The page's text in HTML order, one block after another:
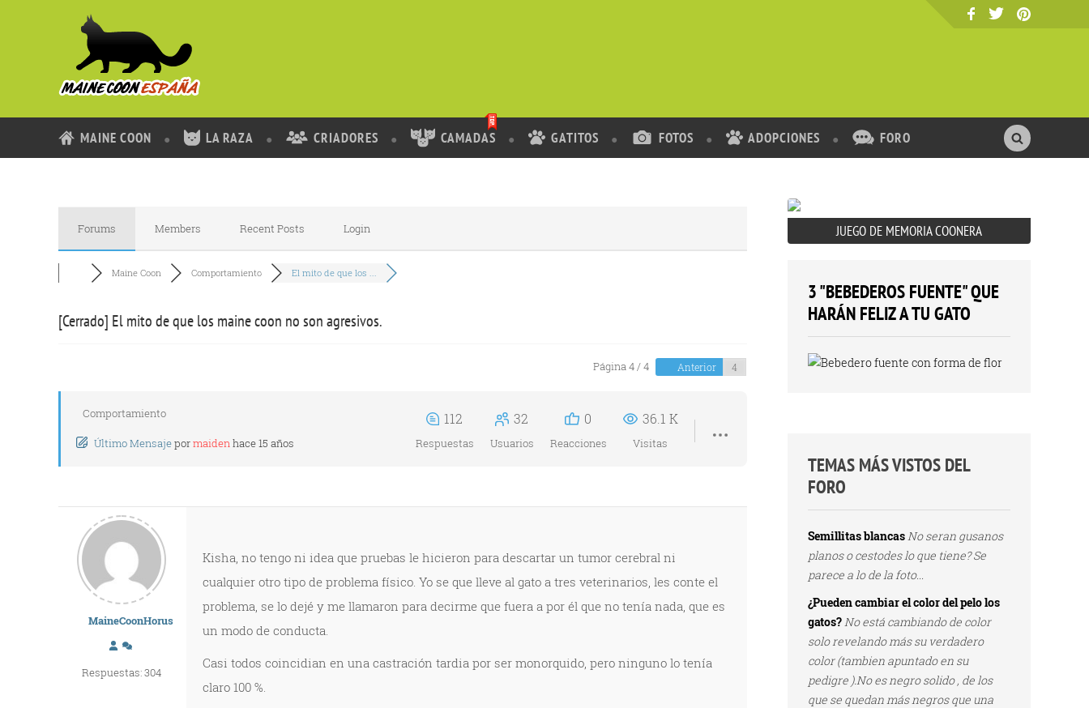
MAINE COON LA RAZA CRIADORES CAMADAS GATITOS FOTOS ADOPCIONES FORO
Forums Members Recent Posts Login
Maine Coon Comportamiento El mito de que los ...
[Cerrado] El mito de que los maine coon no son agresivos.
Página 4 / 4 Anterior
Comportamiento
Último Mensajepormaidenhace 15 años
112
Respuestas
32
Usuarios
0
Reacciones
36.1 K
Visitas
MaineCoonHorus
Respuestas: 304
Kisha, no tengo ni idea que pruebas le hicieron para descartar un tumor cerebral ni
cualquier otro tipo de problema físico. Yo se que lleve al gato a tres veterinarios, les conte el
problema, se lo dejé y me llamaron para decirme que fuera a por él que no tenía nada, que es
un modo de conducta.
Casi todos coincidian en una castración tardia por ser monorquido, pero ninguno lo tenía
claro 100 %.
JUEGO DE MEMORIA COONERA
3 "BEBEDEROS FUENTE" QUE
HARÁN FELIZ A TU GATO
TEMAS MÁS VISTOS DEL
FORO
Semillitas blancasNo seran gusanos
planos o cestodes lo que tiene? Se
parece a lo de la foto...
¿Pueden cambiar el color del pelo los
gatos?No está cambiando de color
solo revelando más su verdadero
color (tambien apuntado en su
pedigre ).No es negro solido , de los
que se quedan más negros que una